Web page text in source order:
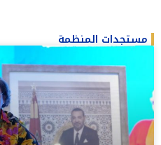
مستجدات المنظمة